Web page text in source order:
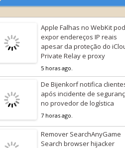
Apple Falhas no WebKit
expor endereços IP reais
apesar da proteção do
Private Relay e proxy
5 horas ago.
De Bijenkorf notifica
após incidente de
no provedor de logística
7 horas ago.
Remover SearchAnyGame
Search browser hijacker